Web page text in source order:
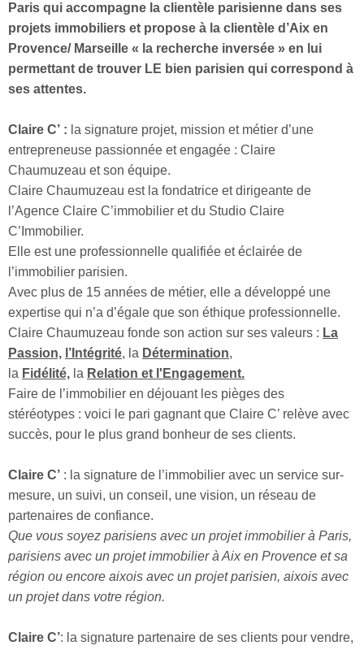
Paris qui accompagne la clientèle parisienne dans ses
projets immobiliers et propose à la clientèle d’Aix en
Provence/ Marseille « la recherche inversée » en lui
permettant de trouver LE bien parisien qui correspond à
ses attentes.
Claire C’ : la signature projet, mission et métier d’une
entrepreneuse passionnée et engagée : Claire
Chaumuzeau et son équipe.
Claire Chaumuzeau est la fondatrice et dirigeante de
l’Agence Claire C’immobilier et du Studio Claire
C’Immobilier.
Elle est une professionnelle qualifiée et éclairée de
l’immobilier parisien.
Avec plus de 15 années de métier, elle a développé une
expertise qui n’a d’égale que son éthique professionnelle.
Claire Chaumuzeau fonde son action sur ses valeurs : La
Passion, l’Intégrité, la Détermination,
la Fidélité, la Relation et l'Engagement.
Faire de l’immobilier en déjouant les pièges des
stéréotypes : voici le pari gagnant que Claire C’ relève avec
succès, pour le plus grand bonheur de ses clients.
Claire C’ : la signature de l’immobilier avec un service sur-
mesure, un suivi, un conseil, une vision, un réseau de
partenaires de confiance.
Que vous soyez parisiens avec un projet immobilier à Paris,
parisiens avec un projet immobilier à Aix en Provence et sa
région ou encore aixois avec un projet parisien, aixois avec
un projet dans votre région.
Claire C’: la signature partenaire de ses clients pour vendre,